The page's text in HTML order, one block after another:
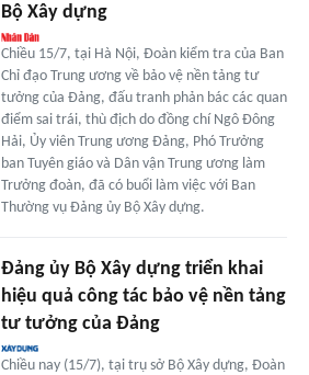
Bộ Xây dựng
Chiều 15/7, tại Hà Nội, Đoàn kiểm tra của Ban
Chỉ đạo Trung ương về bảo vệ nền tảng tư
tưởng của Đảng, đấu tranh phản bác các quan
điểm sai trái, thù địch do đồng chí Ngô Đông
Hải, Ủy viên Trung ương Đảng, Phó Trưởng
ban Tuyên giáo và Dân vận Trung ương làm
Trưởng đoàn, đã có buổi làm việc với Ban
Thường vụ Đảng ủy Bộ Xây dựng.
Đảng ủy Bộ Xây dựng triển khai
hiệu quả công tác bảo vệ nền tảng
tư tưởng của Đảng
Chiều nay (15/7), tại trụ sở Bộ Xây dựng, Đoàn